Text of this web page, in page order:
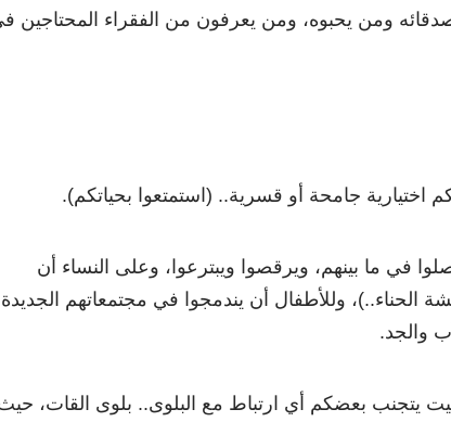
ومن يحبوه، ومن يعرفون من الفقراء المحتاجين
اختيارية جامحة أو قسرية.. (استمتعوا بحياتكم).
في ما بينهم، ويرقصوا ويبترعوا، وعلى النساء أن
الحناء..)، وللأطفال أن يندمجوا في مجتمعاتهم الجديدة
والجد.
يتجنب بعضكم أي ارتباط مع البلوى.. بلوى القات،